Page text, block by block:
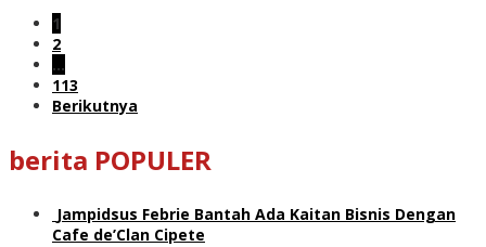
1
2
…
113
Berikutnya
berita POPULER
Jampidsus Febrie Bantah Ada Kaitan Bisnis Dengan
Cafe de’Clan Cipete